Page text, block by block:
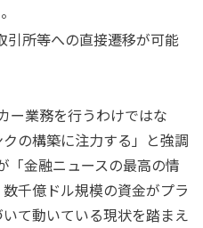
引所等への直接遷移が可能
ー業務を行うわけではな
の構築に注力する」と強調
「金融ニュースの最高の情
千億ドル規模の資金がプラ
て動いている現状を踏まえ